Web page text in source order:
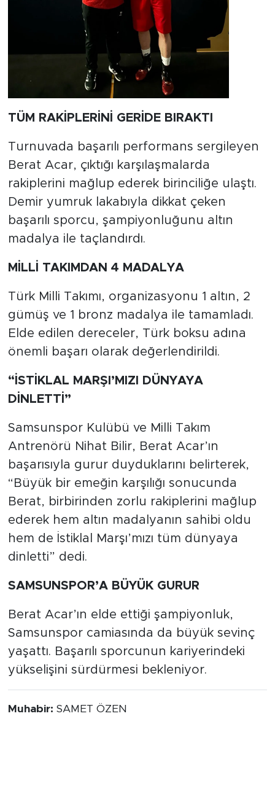
TÜM RAKİPLERİNİ GERİDE BIRAKTI
Turnuvada başarılı performans sergileyen
Berat Acar, çıktığı karşılaşmalarda
rakiplerini mağlup ederek birinciliğe ulaştı.
Demir yumruk lakabıyla dikkat çeken
başarılı sporcu, şampiyonluğunu altın
madalya ile taçlandırdı.
MİLLİ TAKIMDAN 4 MADALYA
Türk Milli Takımı, organizasyonu 1 altın, 2
gümüş ve 1 bronz madalya ile tamamladı.
Elde edilen dereceler, Türk boksu adına
önemli başarı olarak değerlendirildi.
“İSTİKLAL MARŞI’MIZI DÜNYAYA
DİNLETTİ”
Samsunspor Kulübü ve Milli Takım
Antrenörü Nihat Bilir, Berat Acar’ın
başarısıyla gurur duyduklarını belirterek,
“Büyük bir emeğin karşılığı sonucunda
Berat, birbirinden zorlu rakiplerini mağlup
ederek hem altın madalyanın sahibi oldu
hem de İstiklal Marşı’mızı tüm dünyaya
dinletti” dedi.
SAMSUNSPOR’A BÜYÜK GURUR
Berat Acar’ın elde ettiği şampiyonluk,
Samsunspor camiasında da büyük sevinç
yaşattı. Başarılı sporcunun kariyerindeki
yükselişini sürdürmesi bekleniyor.
Muhabir: SAMET ÖZEN